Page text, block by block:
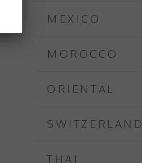
MEXICO
MOROCCO
ORIENTAL
SWITZERLAND
THAI